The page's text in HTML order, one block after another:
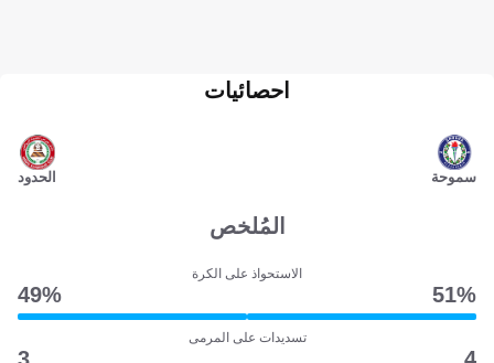
سموحة
احصائيات
الحدود
المُلخص
الاستحواذ على الكرة
51‎%‎
49‎%‎
تسديدات على المرمى